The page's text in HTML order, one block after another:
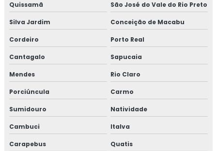
Consultoria em mapeamento de processos e gestão de
Consultoria em microbiologia de alimentos com base em
salmonella
Consultoria em migração da norma GMP+ 2020
Consultoria em migração para versão 6.0 da norma FSSC
22000
Consultoria em norma brc
Consultoria na norma FSSC 22000
Quissamã São José do Vale do Rio Preto
Silva Jardim Conceição de Macabu
Cordeiro Porto Real
Cantagalo Sapucaia
Mendes Rio Claro
Porciúncula Carmo
Sumidouro Natividade
Cambuci Italva
Carapebus Quatis